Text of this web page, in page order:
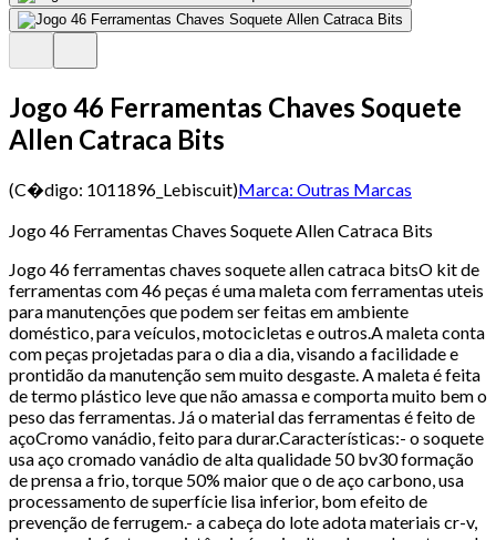
Jogo 46 Ferramentas Chaves Soquete
Allen Catraca Bits
(C�digo: 1011896_Lebiscuit)Marca: Outras Marcas
Jogo 46 Ferramentas Chaves Soquete Allen Catraca Bits
Jogo 46 ferramentas chaves soquete allen catraca bitsO kit de
ferramentas com 46 peças é uma maleta com ferramentas uteis
para manutenções que podem ser feitas em ambiente
doméstico, para veículos, motocicletas e outros.A maleta conta
com peças projetadas para o dia a dia, visando a facilidade e
prontidão da manutenção sem muito desgaste. A maleta é feita
de termo plástico leve que não amassa e comporta muito bem o
peso das ferramentas. Já o material das ferramentas é feito de
açoCromo vanádio, feito para durar.Características:- o soquete
usa aço cromado vanádio de alta qualidade 50 bv30 formação
de prensa a frio, torque 50% maior que o de aço carbono, usa
processamento de superfície lisa inferior, bom efeito de
prevenção de ferrugem.- a cabeça do lote adota materiais cr-v,